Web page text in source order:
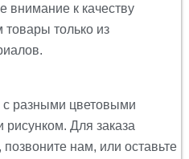
внимание к качеству
товары только из
разными цветовыми
Для заказа
нам, или оставьте